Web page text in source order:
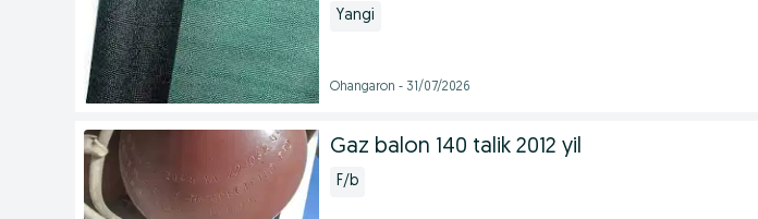
Yangi
Ohangaron - 31/07/2026
Gaz balon 140 talik 2012 yil
F/b